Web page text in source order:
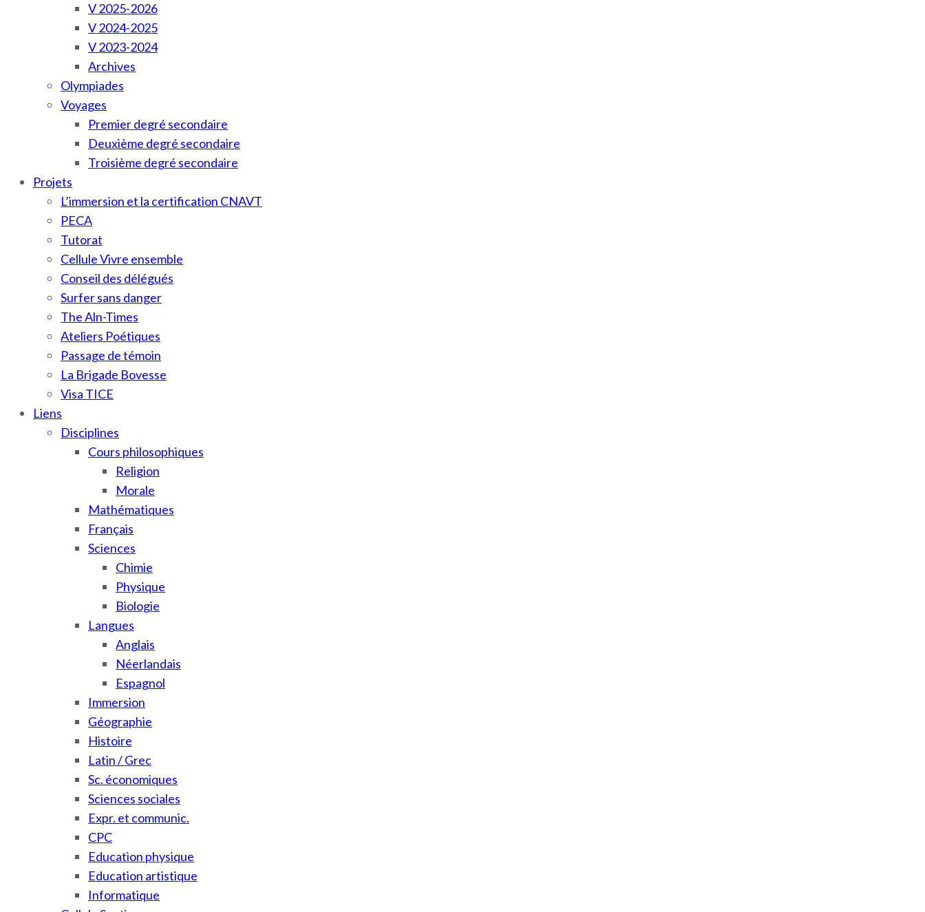
V 2025-2026
V 2024-2025
V 2023-2024
Archives
Olympiades
Voyages
Premier degré secondaire
Deuxième degré secondaire
Troisième degré secondaire
Projets
L’immersion et la certification CNAVT
PECA
Tutorat
Cellule Vivre ensemble
Conseil des délégués
Surfer sans danger
The Aln-Times
Ateliers Poétiques
Passage de témoin
La Brigade Bovesse
Visa TICE
Liens
Disciplines
Cours philosophiques
Religion
Morale
Mathématiques
Français
Sciences
Chimie
Physique
Biologie
Langues
Anglais
Néerlandais
Espagnol
Immersion
Géographie
Histoire
Latin / Grec
Sc. économiques
Sciences sociales
Expr. et communic.
CPC
Education physique
Education artistique
Informatique